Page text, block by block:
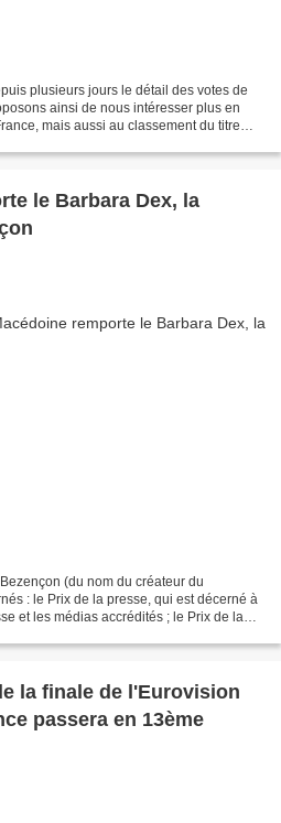
plusieurs jours le détail des votes de
ainsi de nous intéresser plus en
mais aussi au classement du titre
le Barbara Dex, la
(du nom du créateur du
: le Prix de la presse, qui est décerné à
et les médias accrédités ; le Prix de la
la finale de l'Eurovision
passera en 13ème